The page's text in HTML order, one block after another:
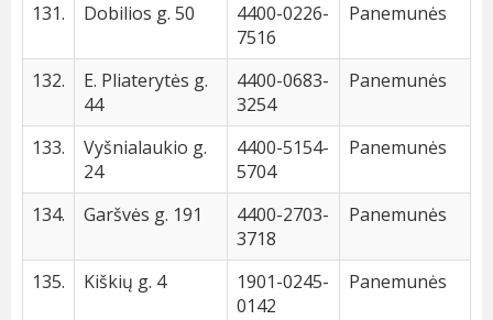
131. Dobilios g. 50
4400-0226-
7516
Panemunės
132.
E. Pliaterytės g.
44
4400-0683-
3254
Panemunės
133.
Vyšnialaukio g.
24
4400-5154-
5704
Panemunės
134. Garšvės g. 191
4400-2703-
3718
Panemunės
135. Kiškių g. 4
1901-0245-
0142
Panemunės